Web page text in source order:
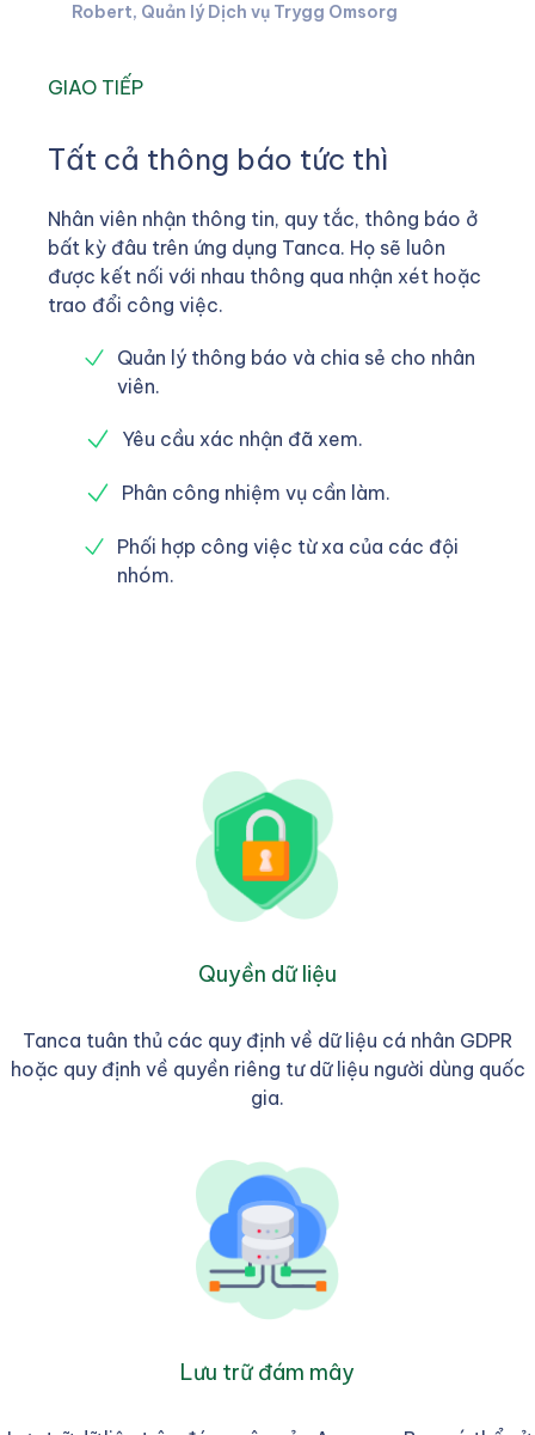
Robert, Quản lý Dịch vụ Trygg Omsorg
GIAO TIẾP
Tất cả thông báo tức thì
Nhân viên nhận thông tin, quy tắc, thông báo ở
bất kỳ đâu trên ứng dụng Tanca. Họ sẽ luôn
được kết nối với nhau thông qua nhận xét hoặc
trao đổi công việc.
Quản lý thông báo và chia sẻ cho nhân
viên.
Yêu cầu xác nhận đã xem.
Phân công nhiệm vụ cần làm.
Phối hợp công việc từ xa của các đội
nhóm.
Quyền dữ liệu
Tanca tuân thủ các quy định về dữ liệu cá nhân GDPR
hoặc quy định về quyền riêng tư dữ liệu người dùng quốc
gia.
Lưu trữ đám mây